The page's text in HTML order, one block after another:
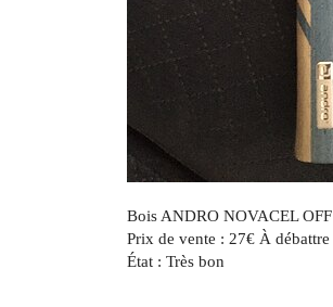
Bois ANDRO NOVACEL OFF
Prix de vente : 27€ À débattre
État : Très bon